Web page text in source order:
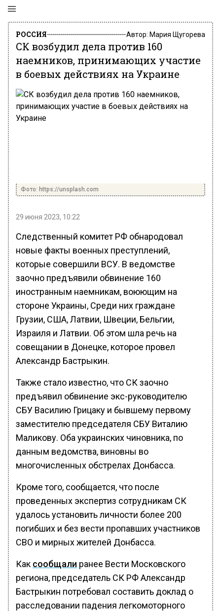
РОССИЯ Автор: Мария Щугорева
СК возбудил дела против 160
наемников, принимающих участие
в боевых действиях на Украине
Фото: https://unsplash.com
29 июня 2023, 10:22
Следственный комитет РФ обнародовал
новые факты военных преступлений,
которые совершили ВСУ. В ведомстве
заочно предъявили обвинение 160
иностранным наемникам, воюющим на
стороне Украины, Среди них граждане
Грузии, США, Латвии, Швеции, Бельгии,
Израиля и Латвии. Об этом шла речь на
совещании в Донецке, которое провел
Александр Бастрыкин.
Также стало известно, что СК заочно
предъявил обвинение экс-руководителю
СБУ Василию Грицаку и бывшему первому
заместителю председателя СБУ Виталию
Маликову. Оба украинских чиновника, по
данным ведомства, виновны во
многочисленных обстрелах Донбасса.
Кроме того, сообщается, что после
проведенных экспертиз сотрудникам СК
удалось установить личности более 200
погибших и без вести пропавших участников
СВО и мирных жителей Донбасса.
Как сообщали ранее Вести Московского
региона, председатель СК РФ Александр
Бастрыкин потребовал составить доклад о
расследовании падения легкомоторного